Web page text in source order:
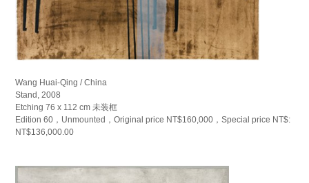
Wang Huai-Qing / China
Stand, 2008
Etching 76 x 112 cm 未装框
Edition 60，Unmounted，Original price NT$160,000，Special price NT$:
NT$136,000.00